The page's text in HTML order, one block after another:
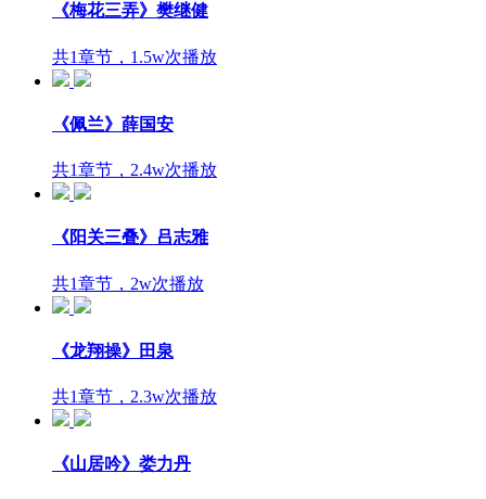
《梅花三弄》樊继健
共1章节，1.5w次播放
《佩兰》薛国安
共1章节，2.4w次播放
《阳关三叠》吕志雅
共1章节，2w次播放
《龙翔操》田泉
共1章节，2.3w次播放
《山居吟》娄力丹